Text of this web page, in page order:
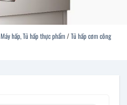
Máy hấp, Tủ hấp thực phẩm/Tủ hấp cơm công